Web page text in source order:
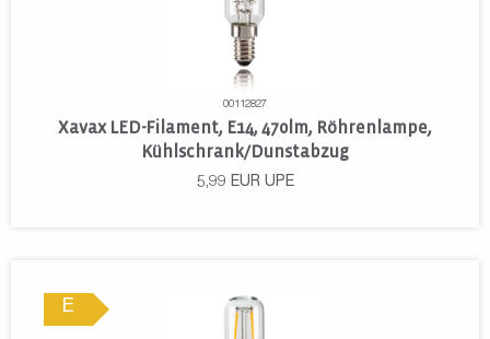
00112827
Xavax LED-Filament, E14, 470lm, Röhrenlampe,
Kühlschrank/Dunstabzug
5,99 EUR UPE
E